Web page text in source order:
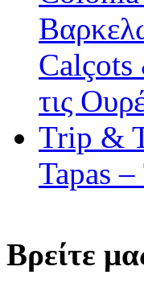
Calçots
τις
Trip &
Tapas
Βρείτε